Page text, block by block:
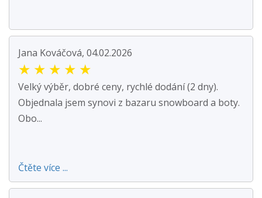
Jana Kováčová, 04.02.2026
★ ★ ★ ★ ★
Velký výběr, dobré ceny, rychlé dodání (2 dny).
Objednala jsem synovi z bazaru snowboard a boty.
Obo...
Čtěte více ...